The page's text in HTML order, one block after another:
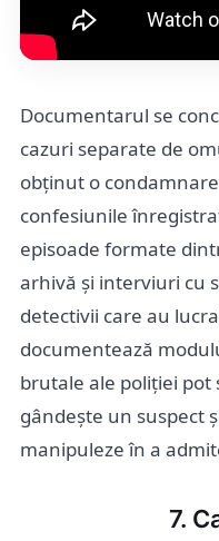
Documentarul se
cazuri separate de
obținut o
confesiunile
episoade formate
arhivă și interviuri cu
detectivii care au
documentează
brutale ale poliției pot
gândește un suspect
manipuleze în a
7.